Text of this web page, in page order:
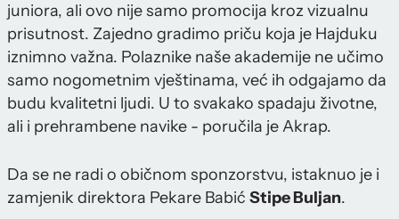
juniora, ali ovo nije samo promocija kroz vizualnu
prisutnost. Zajedno gradimo priču koja je Hajduku
iznimno važna. Polaznike naše akademije ne učimo
samo nogometnim vještinama, već ih odgajamo da
budu kvalitetni ljudi. U to svakako spadaju životne,
ali i prehrambene navike - poručila je Akrap.
Da se ne radi o običnom sponzorstvu, istaknuo je i
zamjenik direktora Pekare Babić Stipe Buljan.